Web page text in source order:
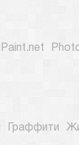
Paint.net
Граффити